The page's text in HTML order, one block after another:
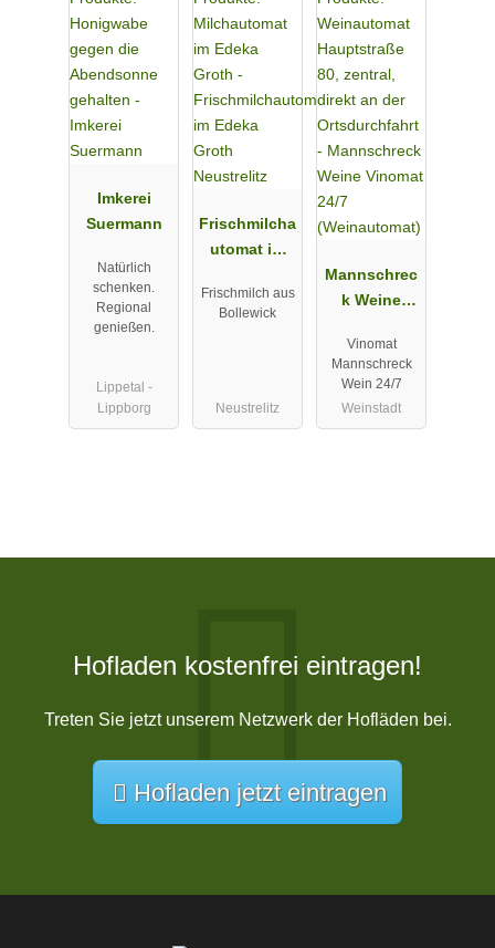
Imkerei
Suermann
Natürlich
schenken.
Regional
genießen.
Lippetal -
Lippborg
Frischmilcha
utomat im
Neustrelitz
Frischmilch aus
Bollewick
Neustrelitz
Mannschrec
k Weine
(Weinautom
at)
Vinomat
Mannschreck
Wein 24/7
Weinstadt
Hofladen kostenfrei eintragen!
Treten Sie jetzt unserem Netzwerk der Hofläden bei.
Hofladen jetzt eintragen